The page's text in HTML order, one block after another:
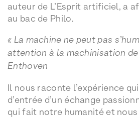
auteur de L’Esprit artificiel, a
au bac de Philo.
« La machine ne peut pas
attention à la machinisation de
Enthoven
Il nous raconte l’expérience
d’entrée d’un échange
qui fait notre humanité et